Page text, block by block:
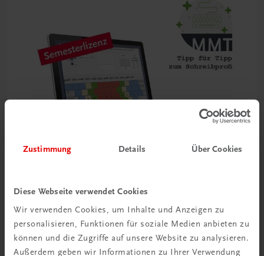
Zustimmung Details Über Cookies
Diese Webseite verwendet Cookies
Wir verwenden Cookies, um Inhalte und Anzeigen zu
personalisieren, Funktionen für soziale Medien anbieten zu
können und die Zugriffe auf unsere Website zu analysieren.
Außerdem geben wir Informationen zu Ihrer Verwendung
Bildung
Multimedia-Typing Premium Semesterlizenz
€ 5,00